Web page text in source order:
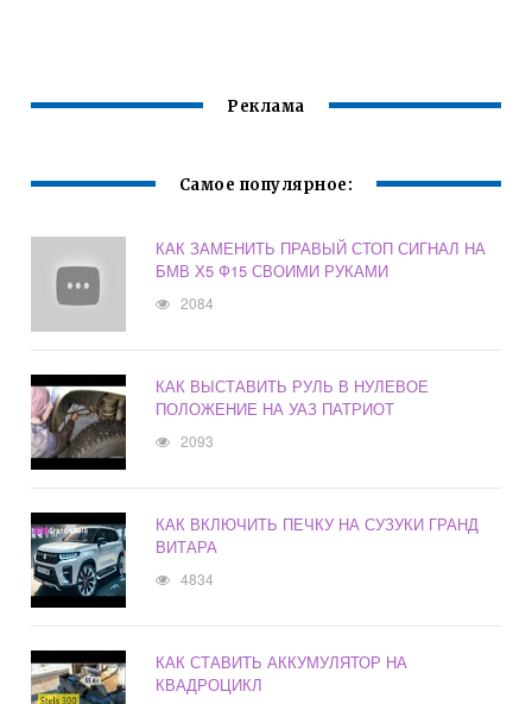
Реклама
Самое популярное:
КАК ЗАМЕНИТЬ ПРАВЫЙ СТОП СИГНАЛ НА
БМВ Х5 Ф15 СВОИМИ РУКАМИ
2084
КАК ВЫСТАВИТЬ РУЛЬ В НУЛЕВОЕ
ПОЛОЖЕНИЕ НА УАЗ ПАТРИОТ
2093
КАК ВКЛЮЧИТЬ ПЕЧКУ НА СУЗУКИ ГРАНД
ВИТАРА
4834
КАК СТАВИТЬ АККУМУЛЯТОР НА
КВАДРОЦИКЛ